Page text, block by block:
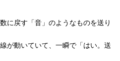
に戻す「音」のようなものを送り
が動いていて、一瞬で「はい。送